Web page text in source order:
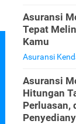
Asuransi
Tepat
Kamu
Asuransi
Asuransi
Hitungan
Perluasan,